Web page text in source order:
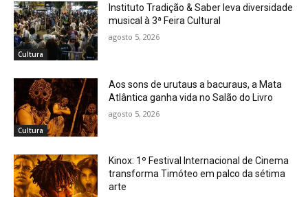
Cultura
Instituto Tradição & Saber leva diversidade
musical à 3ª Feira Cultural
agosto 5, 2026
Cultura
Aos sons de urutaus a bacuraus, a Mata
Atlântica ganha vida no Salão do Livro
agosto 5, 2026
Kinox: 1º Festival Internacional de Cinema
transforma Timóteo em palco da sétima
arte